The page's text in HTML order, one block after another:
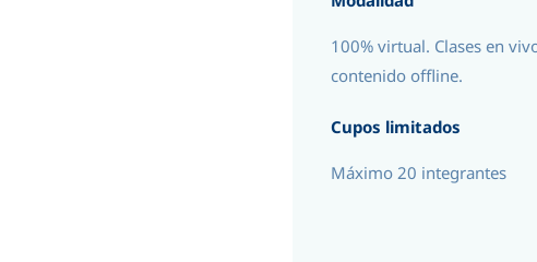
100% virtual. Clases en
contenido offline.
Cupos limitados
Máximo 20 integrantes